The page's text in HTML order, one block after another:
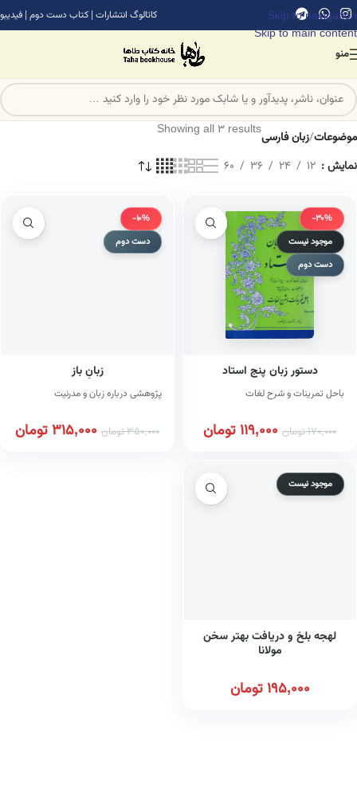
Skip to navigation
Skip to main content
کاتالوگ انتشارات | کتاب دست دوم | فیدیبو
منو
موضوعات/زبان فارسیShowing all 3 results
نمایش 12
24
36
60
-30%
موجود نیست
دست دوم
دستور زبان پنج استاد
باحل تمرینات و شرح لغات
170,000تومان 119,000تومان
-10%
دست دوم
زبانِ باز
پژوهشی درباره زبان و مدرنیت
350,000تومان 315,000تومان
موجود نیست
لهجه بلخ و دریافت بهتر سخن
مولانا
195,000تومان